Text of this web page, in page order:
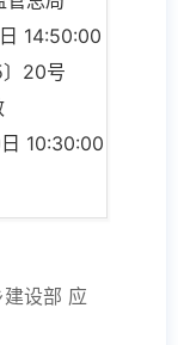
14:50:00
20号
10:30:00
设部 应